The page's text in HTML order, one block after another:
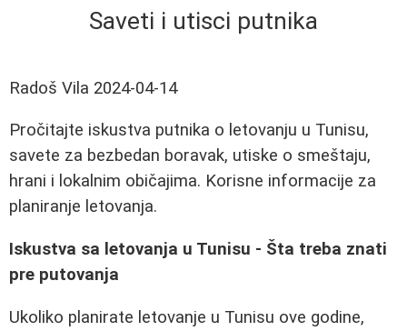
Saveti i utisci putnika
Radoš Vila 2024-04-14
Pročitajte iskustva putnika o letovanju u Tunisu,
savete za bezbedan boravak, utiske o smeštaju,
hrani i lokalnim običajima. Korisne informacije za
planiranje letovanja.
Iskustva sa letovanja u Tunisu - Šta treba znati
pre putovanja
Ukoliko planirate letovanje u Tunisu ove godine,